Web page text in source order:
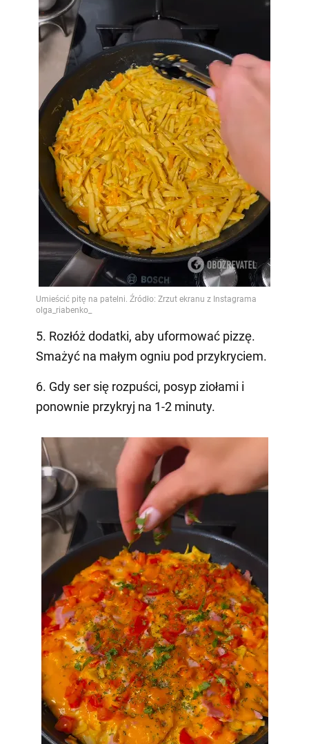
5. Rozłóż dodatki, aby uformować pizzę.
Smażyć na małym ogniu pod przykryciem.
6. Gdy ser się rozpuści, posyp ziołami i
ponownie przykryj na 1-2 minuty.